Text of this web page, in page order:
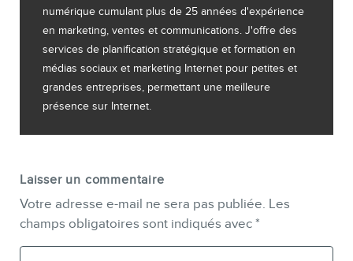
numérique cumulant plus de 25 années d'expérience
en marketing, ventes et communications. J'offre des
services de planification stratégique et formation en
médias sociaux et marketing Internet pour petites et
grandes entreprises, permettant une meilleure
présence sur Internet.
Laisser un commentaire
Votre adresse e-mail ne sera pas publiée. Les
champs obligatoires sont indiqués avec *